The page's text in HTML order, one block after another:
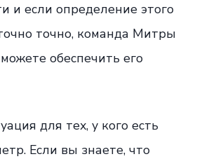
и если определение этого
точно, команда Митры
обеспечить его
для тех, у кого есть
Если вы знаете, что